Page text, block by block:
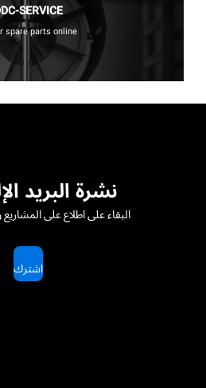
SERVICE
spare parts online.
نشرة البريد
البقاء على اطلاع على المشاريع
اشترك